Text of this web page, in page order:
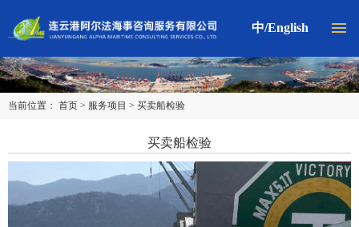
X
网站首页
公司简介
服务网络
服务项目
中/English 
当前位置： 首页 > 服务项目 > 买卖船检验
买卖船检验